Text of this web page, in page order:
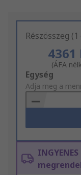
Részösszeg
4361
(ÁFA
Add
to
Basket
Egység
Adja meg a